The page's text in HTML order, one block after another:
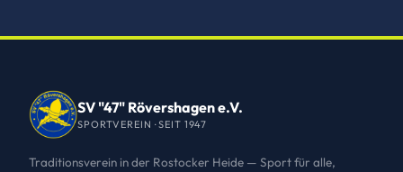
SV "47" Rövershagen e.V.
SPORTVEREIN · SEIT 1947
Traditionsverein in der Rostocker Heide — Sport für alle,